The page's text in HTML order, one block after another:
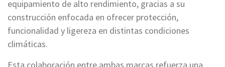
equipamiento de alto rendimiento, gracias a su
construcción enfocada en ofrecer protección,
funcionalidad y ligereza en distintas condiciones
climáticas.
Esta colaboración entre ambas marcas refuerza una